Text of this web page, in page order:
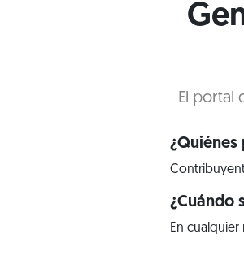
El portal
¿Quiénes
¿Cuándo
En